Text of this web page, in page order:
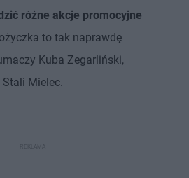
różne akcje promocyjne
to tak naprawdę
Kuba Zegarliński,
Mielec.